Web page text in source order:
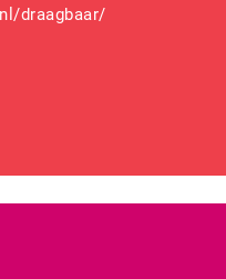
draagbaar/